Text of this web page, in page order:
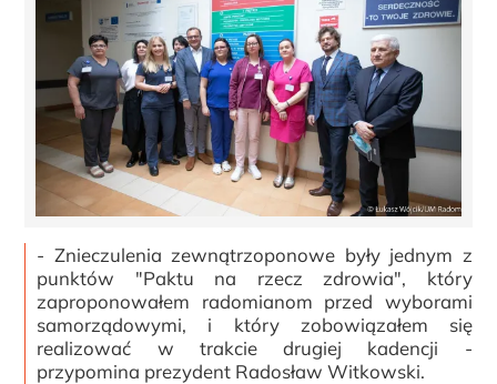
- Znieczulenia zewnątrzoponowe były jednym z
punktów "Paktu na rzecz zdrowia", który
zaproponowałem radomianom przed wyborami
samorządowymi, i który zobowiązałem się
realizować w trakcie drugiej kadencji -
przypomina prezydent Radosław Witkowski.